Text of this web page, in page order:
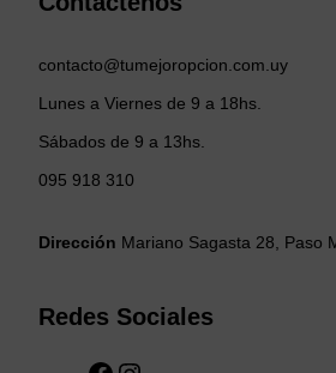
contacto@tumejoropcion.com.uy
Lunes a Viernes de 9 a 18hs.
Sábados de 9 a 13hs.
095 918 310
Dirección Mariano Sagasta 28, Paso
Redes Sociales